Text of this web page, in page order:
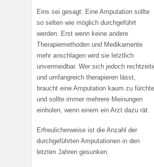
Eins sei gesagt: Eine Amputation sollte
so selten wie möglich durchgeführt
werden. Erst wenn keine andere
Therapiemethoden und Medikamente
mehr anschlagen wird sie letztlich
unvermeidbar. Wer sich jedoch
und umfangreich therapieren lässt,
braucht eine Amputation kaum zu
und sollte immer mehrere Meinungen
einholen, wenn einem ein Arzt dazu rät.
Erfreulicherweise ist die Anzahl der
durchgeführten Amputationen in den
letzten Jahren gesunken.